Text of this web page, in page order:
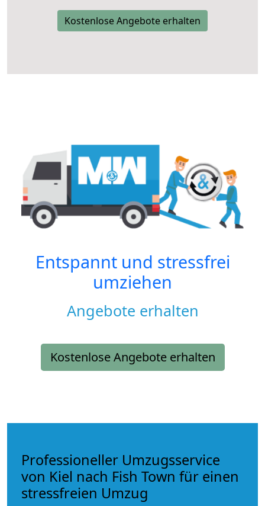
Kostenlose Angebote erhalten
Entspannt und stressfrei
umziehen
Angebote erhalten
Kostenlose Angebote erhalten
Professioneller Umzugsservice
von Kiel nach Fish Town für einen
stressfreien Umzug